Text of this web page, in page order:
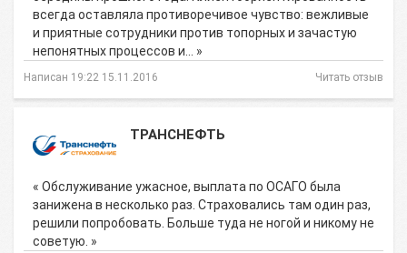
всегда оставляла противоречивое чувство: вежливые
и приятные сотрудники против топорных и зачастую
непонятных процессов и… »
Написан 19:22 15.11.2016 Читать отзыв
ТРАНСНЕФТЬ
« Обслуживание ужасное, выплата по ОСАГО была
занижена в несколько раз. Страховались там один раз,
решили попробовать. Больше туда не ногой и никому не
советую. »